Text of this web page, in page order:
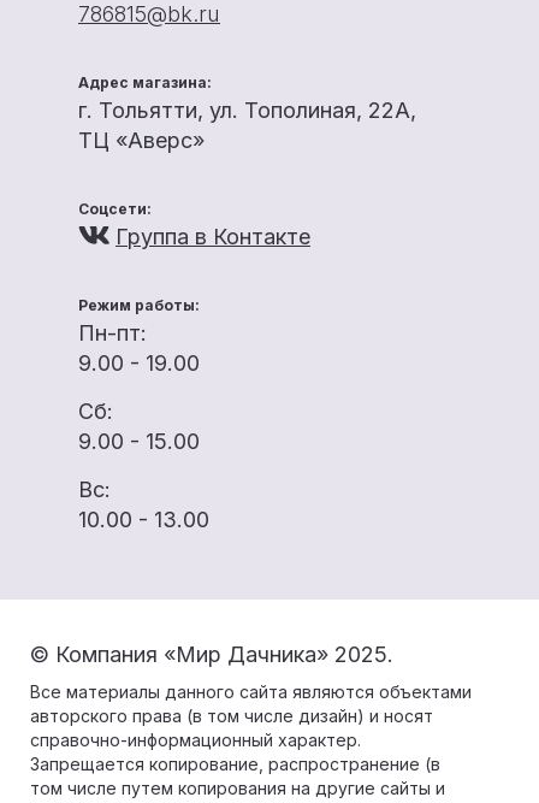
786815@bk.ru
Адрес магазина:
г. Тольятти, ул. Тополиная, 22А,
ТЦ «Аверс»
Соцсети:
Группа в Контакте
Режим работы:
Пн-пт:
9.00 - 19.00
Сб:
9.00 - 15.00
Вс:
10.00 - 13.00
© Компания «Мир Дачника» 2025.
Все материалы данного сайта являются объектами
авторского права (в том числе дизайн) и носят
справочно-информационный характер.
Запрещается копирование, распространение (в
том числе путем копирования на другие сайты и